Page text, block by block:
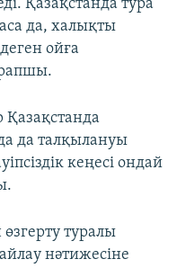
Қазақстанда тура
да, халықты
ойға
да талқылануы
кеңесі ондай
туралы
нәтижесіне